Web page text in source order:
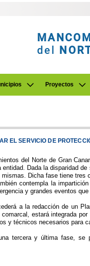
del
Proyectos
EL SERVICIO DE
del Norte de Gran
Dada la disparidad
Dicha fase tiene
contempla la
y grandes eventos
a la redacción de un
estará integrada
y técnicos necesarios para
tercera y última fase, se